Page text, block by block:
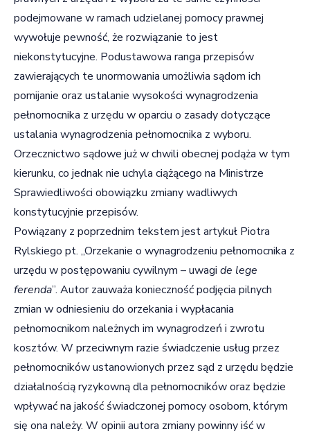
podejmowane w ramach udzielanej pomocy prawnej
wywołuje pewność, że rozwiązanie to jest
niekonstytucyjne. Podustawowa ranga przepisów
zawierających te unormowania umożliwia sądom ich
pomijanie oraz ustalanie wysokości wynagrodzenia
pełnomocnika z urzędu w oparciu o zasady dotyczące
ustalania wynagrodzenia pełnomocnika z wyboru.
Orzecznictwo sądowe już w chwili obecnej podąża w tym
kierunku, co jednak nie uchyla ciążącego na Ministrze
Sprawiedliwości obowiązku zmiany wadliwych
konstytucyjnie przepisów.
Powiązany z poprzednim tekstem jest artykuł Piotra
Rylskiego pt. „Orzekanie o wynagrodzeniu pełnomocnika z
urzędu w postępowaniu cywilnym – uwagi de lege
ferenda”. Autor zauważa konieczność podjęcia pilnych
zmian w odniesieniu do orzekania i wypłacania
pełnomocnikom należnych im wynagrodzeń i zwrotu
kosztów. W przeciwnym razie świadczenie usług przez
pełnomocników ustanowionych przez sąd z urzędu będzie
działalnością ryzykowną dla pełnomocników oraz będzie
wpływać na jakość świadczonej pomocy osobom, którym
się ona należy. W opinii autora zmiany powinny iść w